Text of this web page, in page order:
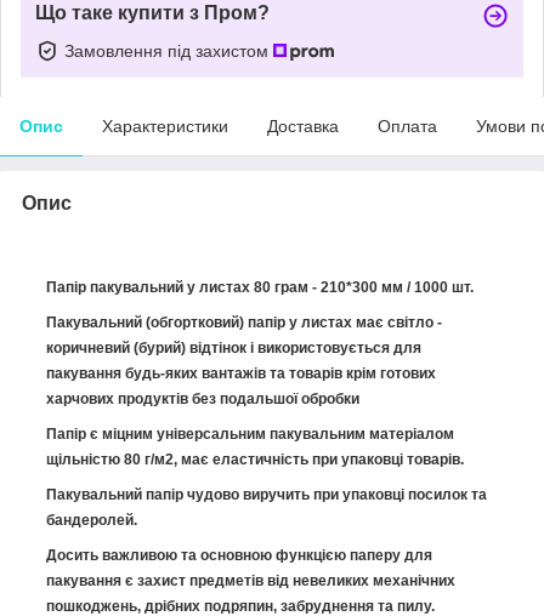
Що таке купити з Пром?
Замовлення під захистом
Опис Характеристики Доставка Оплата Умови
Опис
Папір пакувальний у листах 80 грам - 210*300 мм / 1000 шт.
Пакувальний (обгортковий) папір у листах має світло -
коричневий (бурий) відтінок і використовується для
пакування будь-яких вантажів та товарів крім готових
харчових продуктів без подальшої обробки
Папір є міцним універсальним пакувальним матеріалом
щільністю 80 г/м2, має еластичність при упаковці товарів.
Пакувальний папір чудово виручить при упаковці посилок та
бандеролей.
Досить важливою та основною функцією паперу для
пакування є захист предметів від невеликих механічних
пошкоджень, дрібних подряпин, забруднення та пилу.